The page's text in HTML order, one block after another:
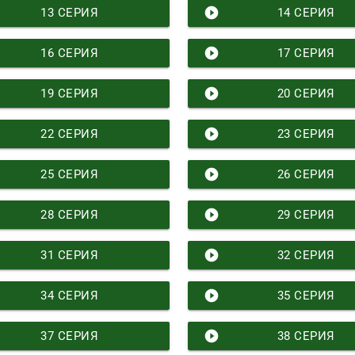
13 СЕРИЯ play_circle_filled 14 СЕРИЯ
16 СЕРИЯ play_circle_filled 17 СЕРИЯ
19 СЕРИЯ play_circle_filled 20 СЕРИЯ
22 СЕРИЯ play_circle_filled 23 СЕРИЯ
25 СЕРИЯ play_circle_filled 26 СЕРИЯ
28 СЕРИЯ play_circle_filled 29 СЕРИЯ
31 СЕРИЯ play_circle_filled 32 СЕРИЯ
34 СЕРИЯ play_circle_filled 35 СЕРИЯ
37 СЕРИЯ play_circle_filled 38 СЕРИЯ